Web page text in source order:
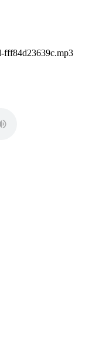
fff84d23639c.mp3